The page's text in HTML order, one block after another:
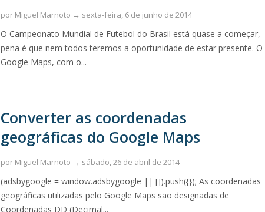
por Miguel Marnoto → sexta-feira, 6 de junho de 2014
O Campeonato Mundial de Futebol do Brasil está quase a começar,
pena é que nem todos teremos a oportunidade de estar presente. O
Google Maps, com o...
Converter as coordenadas
geográficas do Google Maps
por Miguel Marnoto → sábado, 26 de abril de 2014
(adsbygoogle = window.adsbygoogle || []).push({}); As coordenadas
geográficas utilizadas pelo Google Maps são designadas de
Coordenadas DD (Decimal...